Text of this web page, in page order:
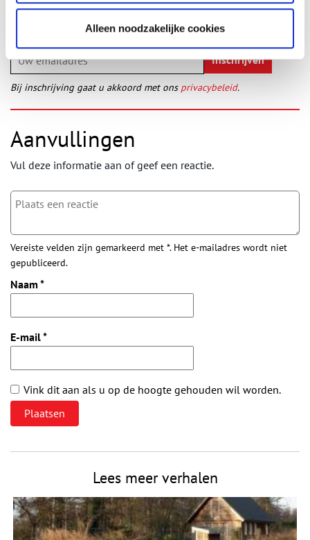
Alleen noodzakelijke cookies
laatste erfgoednieuws? Schrijf u dan nu in voor onze
Bij inschrijving gaat u akkoord met ons privacybeleid.
Aanvullingen
Vul deze informatie aan of geef een reactie.
Vereiste velden zijn gemarkeerd met *. Het e-mailadres wordt niet
gepubliceerd.
Naam *
E-mail*
Vink dit aan als u op de hoogte gehouden wil worden.
Lees meer verhalen